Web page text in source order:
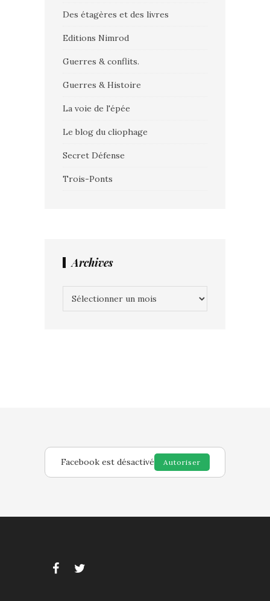
Des étagères et des livres
Editions Nimrod
Guerres & conflits.
Guerres & Histoire
La voie de l'épée
Le blog du cliophage
Secret Défense
Trois-Ponts
Archives
Facebook est désactivé Autoriser